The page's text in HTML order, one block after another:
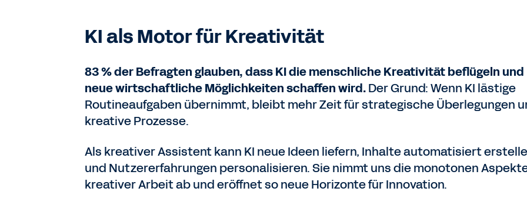
KI als Motor für Kreativität
83 % der Befragten glauben, dass KI die menschliche Kreativität beflügeln und
neue wirtschaftliche Möglichkeiten schaffen wird.Der Grund: Wenn KI lästige
Routineaufgaben übernimmt, bleibt mehr Zeit für strategische Überlegungen
kreative Prozesse.
Als kreativer Assistent kann KI neue Ideen liefern, Inhalte automatisiert
und Nutzererfahrungen personalisieren. Sie nimmt uns die monotonen
kreativer Arbeit ab und eröffnet so neue Horizonte für Innovation.